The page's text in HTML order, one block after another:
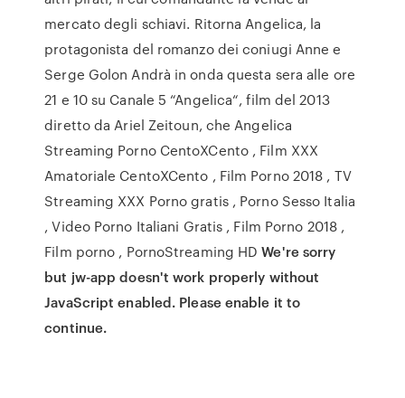
mercato degli schiavi. Ritorna Angelica, la
protagonista del romanzo dei coniugi Anne e
Serge Golon Andrà in onda questa sera alle ore
21 e 10 su Canale 5 “Angelica“, film del 2013
diretto da Ariel Zeitoun, che Angelica
Streaming Porno CentoXCento , Film XXX
Amatoriale CentoXCento , Film Porno 2018 , TV
Streaming XXX Porno gratis , Porno Sesso Italia
, Video Porno Italiani Gratis , Film Porno 2018 ,
Film porno , PornoStreaming HDWe're sorry
but jw-app doesn't work properly without
JavaScript enabled. Please enable it to
continue.